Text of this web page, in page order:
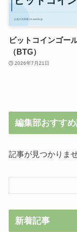
ビットコインゴー
（BTG）
2026年7月21日
編集部おすす
記事が見つかりま
新着記事